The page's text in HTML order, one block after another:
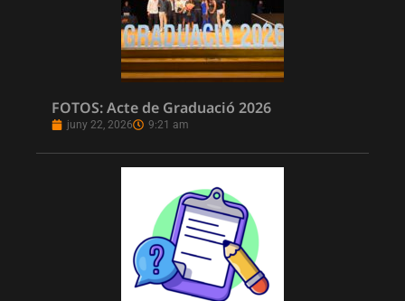
FOTOS: Acte de Graduació 2026
juny 22, 2026 9:21 am